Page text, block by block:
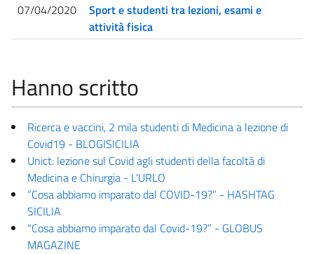
07/04/2020
Sport e studenti tra lezioni, esami e
attività fisica
Hanno scritto
Ricerca e vaccini, 2 mila studenti di Medicina a lezione di
Covid19 - BLOGISICILIA
Unict: lezione sul Covid agli studenti della facoltà di
Medicina e Chirurgia - L'URLO
“Cosa abbiamo imparato dal COVID-19?” - HASHTAG
SICILIA
“Cosa abbiamo imparato dal Covid-19?” - GLOBUS
MAGAZINE